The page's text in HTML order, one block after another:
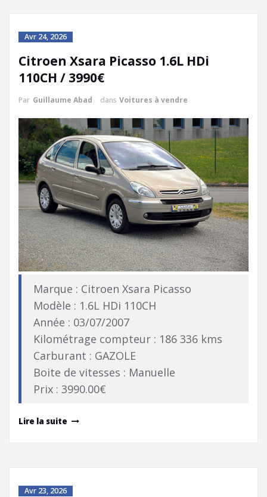
Avr 24, 2026
Citroen Xsara Picasso 1.6L HDi
110CH / 3990€
Par Guillaume Abad dans Voitures à vendre
Marque : Citroen Xsara Picasso
Modèle : 1.6L HDi 110CH
Année : 03/07/2007
Kilométrage compteur : 186 336 kms
Carburant : GAZOLE
Boite de vitesses : Manuelle
Prix : 3990.00€
Lire la suite
Avr 23, 2026